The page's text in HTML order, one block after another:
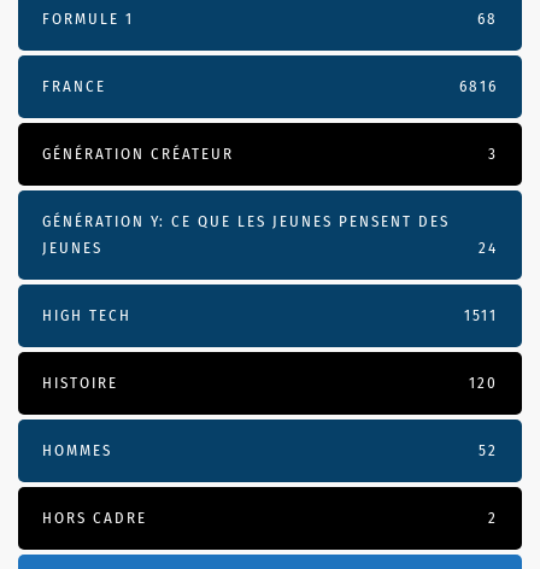
FORMULE 1 68
FRANCE 6816
GÉNÉRATION CRÉATEUR 3
GÉNÉRATION Y: CE QUE LES JEUNES PENSENT DES
JEUNES
24
HIGH TECH 1511
HISTOIRE 120
HOMMES 52
HORS CADRE 2